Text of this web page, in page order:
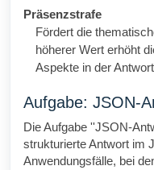
Präsenzstrafe
Fördert die
höherer Wert erhöht
Aspekte in der
Aufgabe: JSON-
Die Aufgabe ''JSON-
strukturierte Antwort im
Anwendungsfälle, bei